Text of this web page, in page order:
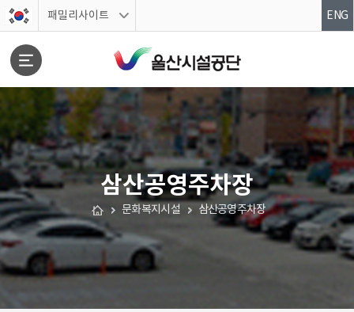
스킵네비게이션
패밀리사이트 ENG
문서위치
삼산공영주차장
문화복지시설 삼산공영주차장